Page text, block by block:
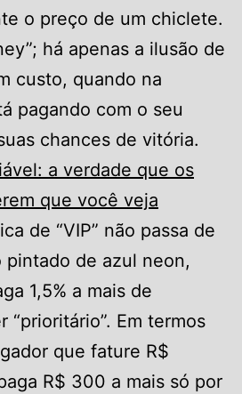
o preço de um chiclete.
há apenas a ilusão de
custo, quando na
pagando com o seu
chances de vitória.
a verdade que os
que você veja
de “VIP” não passa de
pintado de azul neon,
1,5% a mais de
“prioritário”. Em termos
que fature R$
R$ 300 a mais só por